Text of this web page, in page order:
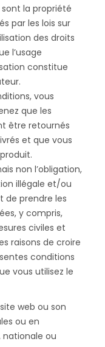
la propriété
par les lois sur
des droits
l’usage
constitue
vous
que les
être retournés
et que vous
non l’obligation,
illégale et/ou
de prendre les
y compris,
civiles et
raisons de croire
conditions
vous utilisez le
web ou son
ou en
nationale ou